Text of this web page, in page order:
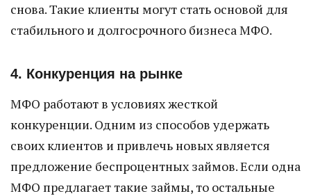
снова. Такие клиенты могут стать основой для
стабильного и долгосрочного бизнеса МФО.
4. Конкуренция на рынке
МФО работают в условиях жесткой
конкуренции. Одним из способов удержать
своих клиентов и привлечь новых является
предложение беспроцентных займов. Если одна
МФО предлагает такие займы, то остальные